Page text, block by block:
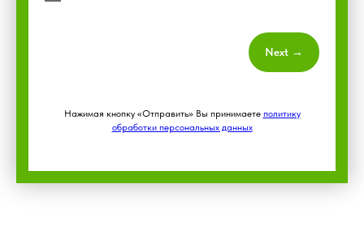
Next →
Нажимая кнопку «Отправить» Вы принимаете политику
обработки персональных данных